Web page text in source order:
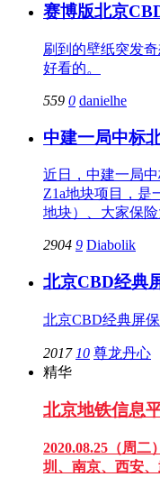
赛博版北京
刷到的壁纸突发
好看的。
559 0 danielhe
中建一局中标
近日，中建一局
Z1a地块项目，是
地块）、大家保
2904 9 Diabolik
北京CBD经典
北京CBD经典屏
2017 10 尊龙丹心
精华
北京地铁信息
2020.08.25（周
圳、南京、西安